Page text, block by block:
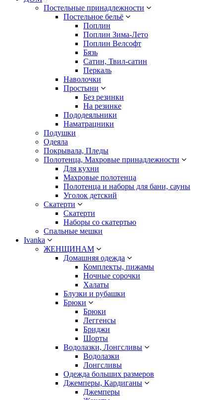
Постельные принадлежности
Постельное бельё
Поплин
Поплин Зима-Лето
Поплин Велсофт
Бязь
Сатин, Твил-сатин
Перкаль
Наволочки
Простыни
Без резинки
На резинке
Пододеяльники
Наматрацники
Подушки
Одеяла
Покрывала, Пледы
Полотенца, Махровые принадлежности
Для кухни
Махровые полотенца
Полотенца и наборы для бани, сауны
Уголок детский
Скатерти
Скатерти
Наборы со скатертью
Спальные мешки
Ivanka
ЖЕНЩИНАМ
Домашняя одежда
Комплекты, пижамы
Ночные сорочки
Халаты
Блузки и рубашки
Брюки
Брюки
Леггенсы
Бриджи
Шорты
Водолазки, Лонгсливы
Водолазки
Лонгсливы
Одежда больших размеров
Джемперы, Кардиганы
Джемперы